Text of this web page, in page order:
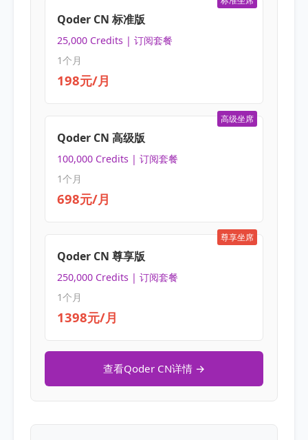
Qoder CN 标准版
25,000 Credits | 订阅套餐
1个月
198元/月
高级坐席
Qoder CN 高级版
100,000 Credits | 订阅套餐
1个月
698元/月
尊享坐席
Qoder CN 尊享版
250,000 Credits | 订阅套餐
1个月
1398元/月
查看Qoder CN详情 →